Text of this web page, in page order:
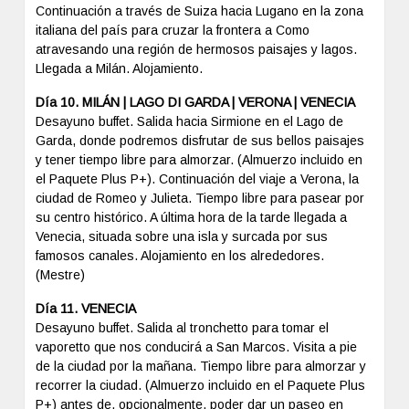
Continuación a través de Suiza hacia Lugano en la zona
italiana del país para cruzar la frontera a Como
atravesando una región de hermosos paisajes y lagos.
Llegada a Milán. Alojamiento.
Día 10. MILÁN | LAGO DI GARDA | VERONA | VENECIA
Desayuno buffet. Salida hacia Sirmione en el Lago de
Garda, donde podremos disfrutar de sus bellos paisajes
y tener tiempo libre para almorzar. (Almuerzo incluido en
el Paquete Plus P+). Continuación del viaje a Verona, la
ciudad de Romeo y Julieta. Tiempo libre para pasear por
su centro histórico. A última hora de la tarde llegada a
Venecia, situada sobre una isla y surcada por sus
famosos canales. Alojamiento en los alrededores.
(Mestre)
Día 11. VENECIA
Desayuno buffet. Salida al tronchetto para tomar el
vaporetto que nos conducirá a San Marcos. Visita a pie
de la ciudad por la mañana. Tiempo libre para almorzar y
recorrer la ciudad. (Almuerzo incluido en el Paquete Plus
P+) antes de, opcionalmente, poder dar un paseo en